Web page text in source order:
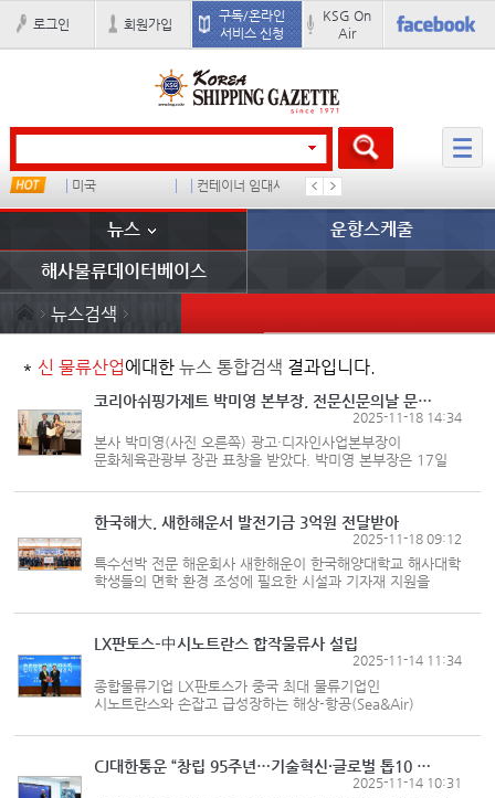
로그인 회원가입
구독/온라인
서비스 신청
KSG On
Air
미국 컨테이너 임대사 더블
뉴스 운항스케줄
해사물류데이터베이스
뉴스검색
* 신 물류산업에대한 뉴스 통합검색 결과입니다.
코리아쉬핑가제트 박미영 본부장, 전문신문의날 문체부장관 표창
2025-11-18 14:34
본사 박미영(사진 오른쪽) 광고·디자인사업본부장이
문화체육관광부 장관 표창을 받았다. 박미영 본부장은 17일
‘한국전문신문협회 창립 61주년 전문신문의 날 기념식’에서
해운업계와 전문신문업계 발...
한국해大, 새한해운서 발전기금 3억원 전달받아
2025-11-18 09:12
특수선박 전문 해운회사 새한해운이 한국해양대학교 해사대학
학생들의 면학 환경 조성에 필요한 시설과 기자재 지원을
지난 12일 대학본부에서 새한마린커뮤니티‧새한해운 대학
발전기금 전달식을...
LX판토스–中시노트란스 합작물류사 설립
2025-11-14 11:34
종합물류기업 LX판토스가 중국 최대 물류기업인
시노트란스와 손잡고 급성장하는 해상-항공(Sea&Air)
화물을 기반으로 글로벌 환적 네트워크를 구축해 동북아 물류
허브 경쟁력을 강화한다는 구상이다...
CJ대한통운 “창립 95주년…기술혁신·글로벌 톱10 도약 가속”
2025-11-14 10:31